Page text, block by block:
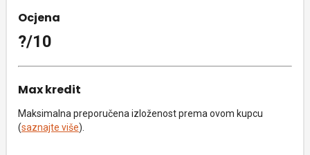
Ocjena
?/10
Max kredit
Maksimalna preporučena izloženost prema ovom kupcu
(saznajte više).